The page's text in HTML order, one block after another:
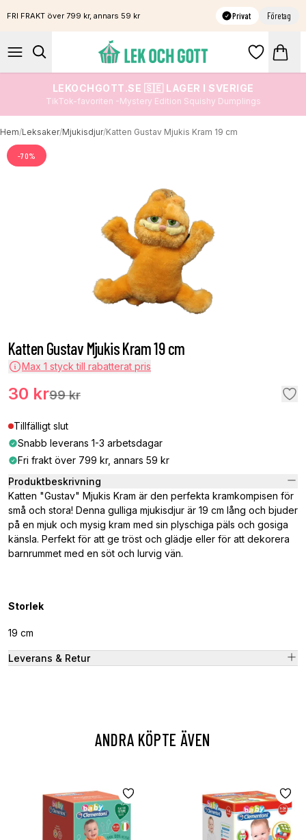
FRI FRAKT över 799 kr, annars 59 kr Privat Företag
LEKOCHGOTT.SE 🇸🇪 LAGER I SVERIGE
TikTok-favoriten -Mystery Edition Squishy Dumplings
Hem/Leksaker/Mjukisdjur/Katten Gustav Mjukis Kram 19 cm
-70%
Katten Gustav Mjukis Kram 19 cm
Max 1 styck till rabatterat pris
30 kr99 kr
Tillfälligt slut
Snabb leverans 1-3 arbetsdagar
Fri frakt över 799 kr, annars 59 kr
Produktbeskrivning
Katten "Gustav" Mjukis Kram är den perfekta kramkompisen för
små och stora! Denna gulliga mjukisdjur är 19 cm lång och bjuder
på en mjuk och mysig kram med sin plyschiga päls och gosiga
känsla. Perfekt för att ge tröst och glädje eller för att dekorera
barnrummet med en söt och lurvig vän.
Storlek
19 cm
Leverans & Retur
ANDRA KÖPTE ÄVEN